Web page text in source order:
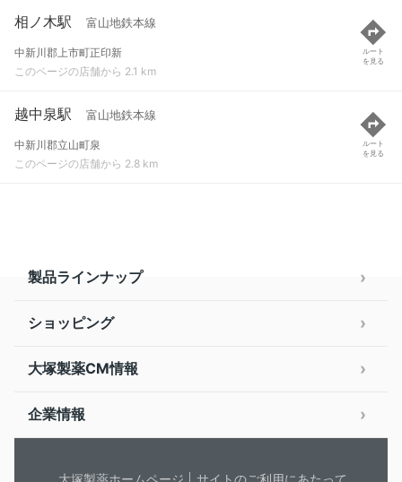
相ノ木駅 富山地鉄本線
中新川郡上市町正印新
このページの店舗から 2.1 km
ルート
を見る
越中泉駅 富山地鉄本線
中新川郡立山町泉
このページの店舗から 2.8 km
ルート
を見る
製品ラインナップ
ショッピング
大塚製薬CM情報
企業情報